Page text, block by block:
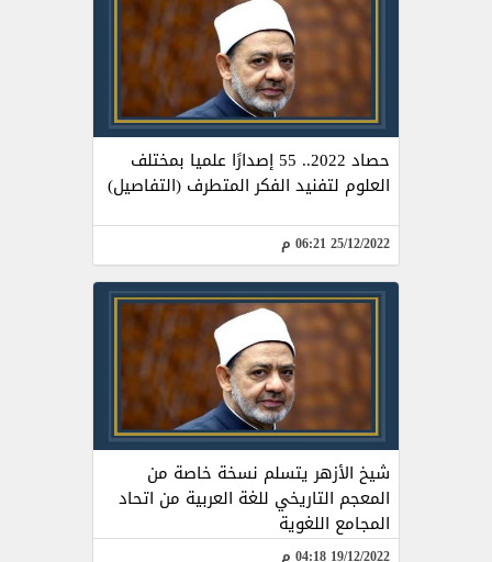
حصاد 2022.. 55 إصدارًا علميا بمختلف
العلوم لتفنيد الفكر المتطرف (التفاصيل)
25/12/2022 06:21 م
شيخ الأزهر يتسلم نسخة خاصة من
المعجم التاريخي للغة العربية من اتحاد
المجامع اللغوية
19/12/2022 04:18 م